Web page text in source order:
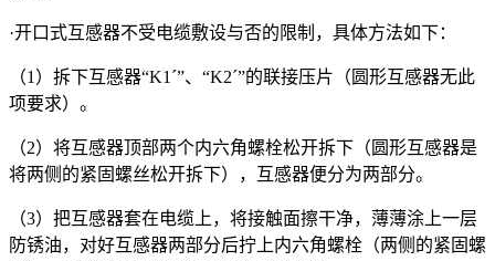
·开口式互感器不受电缆敷设与否的限制，具体方法如下：
（1）拆下互感器“K1ˊ”、“K2ˊ”的联接压片（圆形互感器无此
项要求）。
（2）将互感器顶部两个内六角螺栓松开拆下（圆形互感器是
将两侧的紧固螺丝松开拆下），互感器便分为两部分。
（3）把互感器套在电缆上，将接触面擦干净，薄薄涂上一层
防锈油，对好互感器两部分后拧上内六角螺栓（两侧的紧固螺